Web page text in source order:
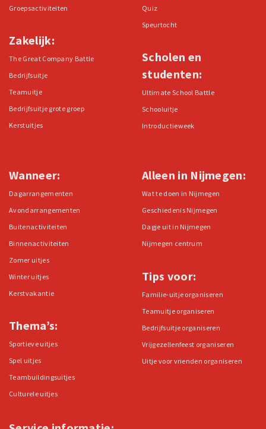
Groepsactiviteiten
Zakelijk:
The Great Company Battle
Bedrijfsuitje
Teamuitje
Bedrijfsuitje grote groep
Kerstuitjes
Quiz
Speurtocht
Scholen en
studenten:
Ultimate School Battle
Schooluitje
Introductieweek
Wanneer:
Dagarrangementen
Avondarrangementen
Buitenactiviteiten
Binnenactiviteiten
Zomer uitjes
Winter uitjes
Kerstvakantie
Thema’s:
Sportieve uitjes
Spel uitjes
Teambuildingsuitjes
Culturele uitjes
Alleen in Nijmegen:
Wat te doen in Nijmegen
Geschiedenis Nijmegen
Dagje uit in Nijmegen
Nijmegen centrum
Tips voor:
Familie-uitje organiseren
Teamuitje organiseren
Bedrijfsuitje organiseren
Vrijgezellenfeest organiseren
Uitje voor vrienden organiseren